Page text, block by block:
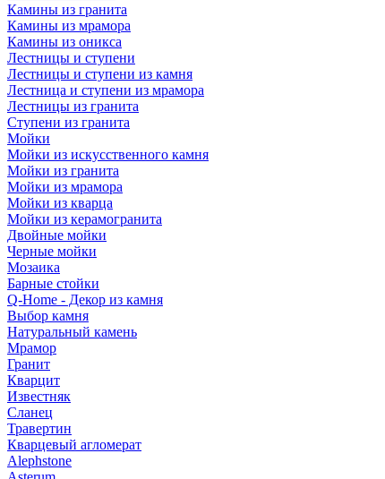
Камины из гранита
Камины из мрамора
Камины из оникса
Лестницы и ступени
Лестницы и ступени из камня
Лестница и ступени из мрамора
Лестницы из гранита
Ступени из гранита
Мойки
Мойки из искусственного камня
Мойки из гранита
Мойки из мрамора
Мойки из кварца
Мойки из керамогранита
Двойные мойки
Черные мойки
Мозаика
Барные стойки
Q-Home - Декор из камня
Выбор камня
Натуральный камень
Мрамор
Гранит
Кварцит
Известняк
Сланец
Травертин
Кварцевый агломерат
Alephstone